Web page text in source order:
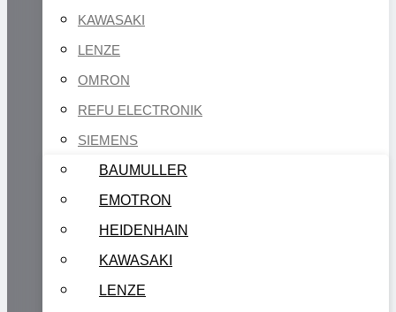
KAWASAKI
LENZE
OMRON
REFU ELECTRONIK
SIEMENS
BAUMULLER
EMOTRON
HEIDENHAIN
KAWASAKI
LENZE